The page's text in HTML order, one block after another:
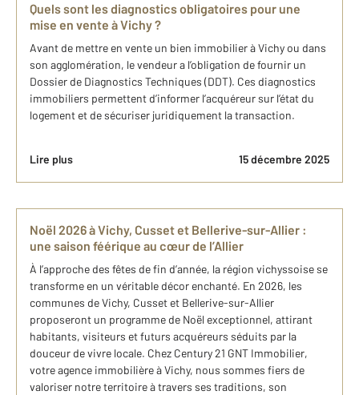
Quels sont les diagnostics obligatoires pour une
mise en vente à Vichy ?
Avant de mettre en vente un bien immobilier à Vichy ou dans
son agglomération, le vendeur a l’obligation de fournir un
Dossier de Diagnostics Techniques (DDT). Ces diagnostics
immobiliers permettent d’informer l’acquéreur sur l’état du
logement et de sécuriser juridiquement la transaction.
Lire plus 15 décembre 2025
Noël 2026 à Vichy, Cusset et Bellerive-sur-Allier :
une saison féérique au cœur de l’Allier
À l’approche des fêtes de fin d’année, la région vichyssoise se
transforme en un véritable décor enchanté. En 2026, les
communes de Vichy, Cusset et Bellerive-sur-Allier
proposeront un programme de Noël exceptionnel, attirant
habitants, visiteurs et futurs acquéreurs séduits par la
douceur de vivre locale. Chez Century 21 GNT Immobilier,
votre agence immobilière à Vichy, nous sommes fiers de
valoriser notre territoire à travers ses traditions, son